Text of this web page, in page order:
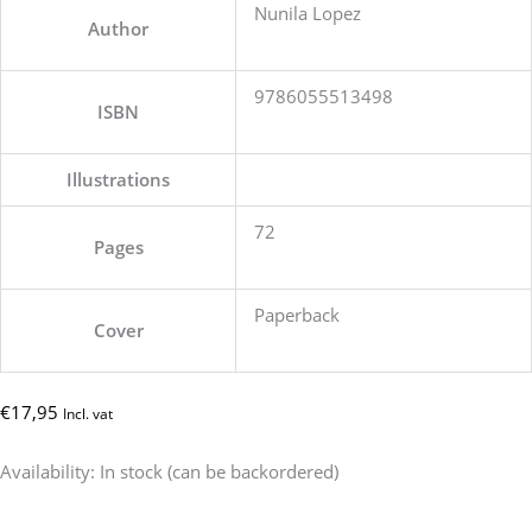
Author
Nunila Lopez
ISBN
9786055513498
Illustrations
Pages
72
Cover
Paperback
€17,95 Incl. vat
Availability: In stock (can be backordered)